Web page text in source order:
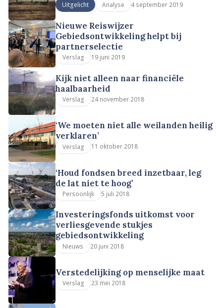
Uitgelicht Analyse 4 september 2019
Nieuwe Reiswijzer
Gebiedsontwikkeling helpt bij
partnerselectie
Verslag 19 juni 2019
Kijk niet alleen naar financiële
haalbaarheid
Verslag 24 november 2018
‘We moeten niet alle weilanden heilig
verklaren’
Verslag 11 oktober 2018
‘Houd fondsen breed inzetbaar, leg
de lat niet te hoog’
Persoonlijk 5 juli 2018
Investeringsfonds uitkomst voor
verliesgevende stukjes
gebiedsontwikkeling
Nieuws 20 juni 2018
Verstedelijking op menselijke maat
Verslag 23 mei 2018